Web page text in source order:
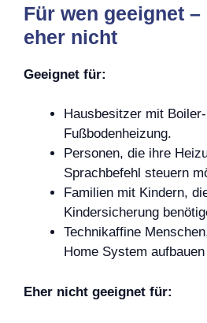
Für wen geeignet
eher nicht
Geeignet für:
Hausbesitzer mit
Fußbodenheizung.
Personen, die ihre
Sprachbefehl steuern
Familien mit Kindern,
Kindersicherung
Technikaffine
Home System
Eher nicht geeignet für: